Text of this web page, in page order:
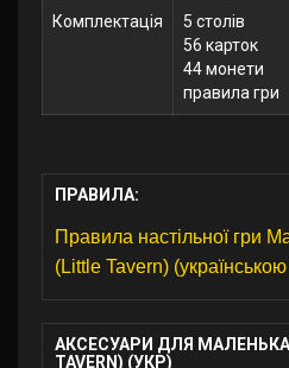
Комплектація
5 столів
56 карток
44 монети
правила гри
ПРАВИЛА:
Правила настільної гри
(Little Tavern)
АКСЕСУАРИ ДЛЯ МАЛЕНЬКА
TAVERN) (УКР)